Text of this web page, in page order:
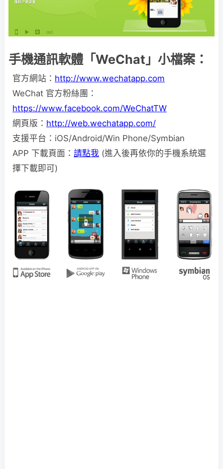
手機通訊軟體「WeChat」小檔案：
官方網站： http://www.wechatapp.com
WeChat 官方粉絲團：
https://www.facebook.com/WeChatTW
網頁版： http://web.wechatapp.com/
支援平台：iOS/Android/Win Phone/Symbian
APP 下載頁面： 請點我 (進入後再依你的手機系統選
擇下載即可)